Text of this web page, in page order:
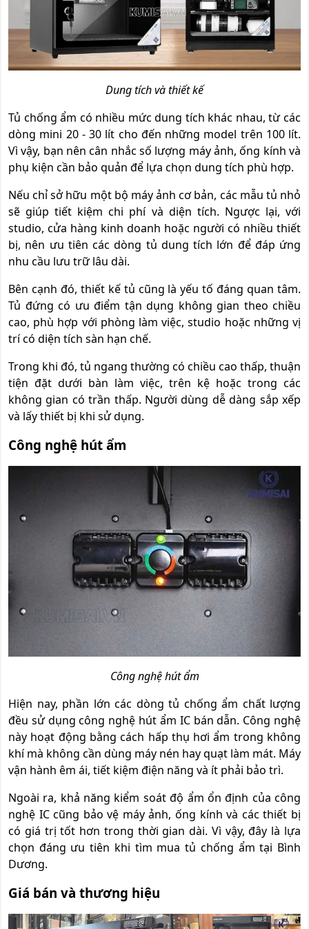
Dung tích và thiết kế
Tủ chống ẩm có nhiều mức dung tích khác nhau, từ các
dòng mini 20 - 30 lít cho đến những model trên 100 lít.
Vì vậy, bạn nên cân nhắc số lượng máy ảnh, ống kính và
phụ kiện cần bảo quản để lựa chọn dung tích phù hợp.
Nếu chỉ sở hữu một bộ máy ảnh cơ bản, các mẫu tủ nhỏ
sẽ giúp tiết kiệm chi phí và diện tích. Ngược lại, với
studio, cửa hàng kinh doanh hoặc người có nhiều thiết
bị, nên ưu tiên các dòng tủ dung tích lớn để đáp ứng
nhu cầu lưu trữ lâu dài.
Bên cạnh đó, thiết kế tủ cũng là yếu tố đáng quan tâm.
Tủ đứng có ưu điểm tận dụng không gian theo chiều
cao, phù hợp với phòng làm việc, studio hoặc những vị
trí có diện tích sàn hạn chế.
Trong khi đó, tủ ngang thường có chiều cao thấp, thuận
tiện đặt dưới bàn làm việc, trên kệ hoặc trong các
không gian có trần thấp. Người dùng dễ dàng sắp xếp
và lấy thiết bị khi sử dụng.
Công nghệ hút ẩm
Công nghệ hút ẩm
Hiện nay, phần lớn các dòng tủ chống ẩm chất lượng
đều sử dụng công nghệ hút ẩm IC bán dẫn. Công nghệ
này hoạt động bằng cách hấp thụ hơi ẩm trong không
khí mà không cần dùng máy nén hay quạt làm mát. Máy
vận hành êm ái, tiết kiệm điện năng và ít phải bảo trì.
Ngoài ra, khả năng kiểm soát độ ẩm ổn định của công
nghệ IC cũng bảo vệ máy ảnh, ống kính và các thiết bị
có giá trị tốt hơn trong thời gian dài. Vì vậy, đây là lựa
chọn đáng ưu tiên khi tìm mua tủ chống ẩm tại Bình
Dương.
Giá bán và thương hiệu